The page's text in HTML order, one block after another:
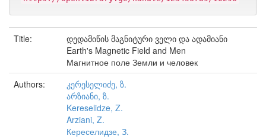
Title:
დედამიწის მაგნიტური ველი და ადამიანი
Earth's Magnetic Field and Men
Магнитное поле Земли и человек
Authors:
კერესელიძე, ზ.
არზიანი, ზ.
Kereselidze, Z.
Arziani, Z.
Кереселидзе, З.